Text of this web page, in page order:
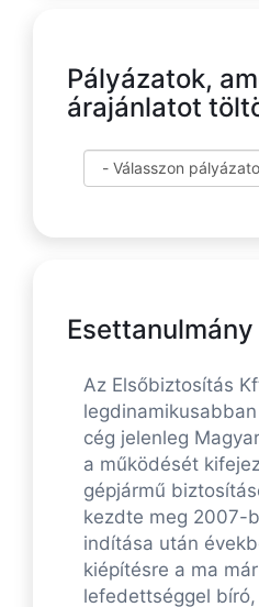
Pályázatok,
árajánlatot
Esettanulmány
Az Elsőbiztosítás
cég jelenleg
a működését
gépjármű
kezdte meg 2007-
indítása után
kiépítésre a ma
lefedettséggel bíró,